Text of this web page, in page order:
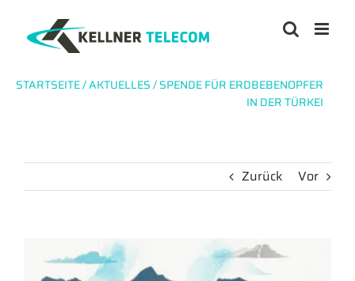
Inhalt
springen
STARTSEITE/AKTUELLES/SPENDE FÜR ERDBEBENOPFER
IN DER TÜRKEI
Zurück Vor
grösseres